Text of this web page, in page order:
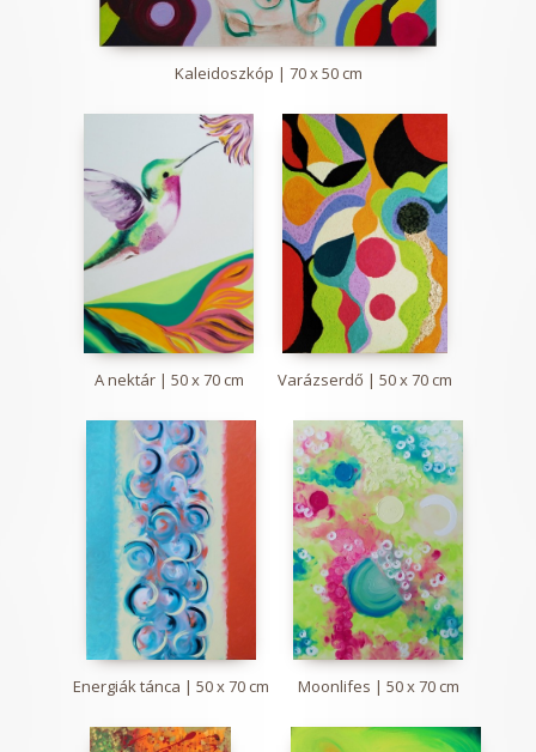
Kaleidoszkóp | 70 x 50 cm
A nektár | 50 x 70 cm Varázserdő | 50 x 70 cm
Energiák tánca | 50 x 70 cm Moonlifes | 50 x 70 cm